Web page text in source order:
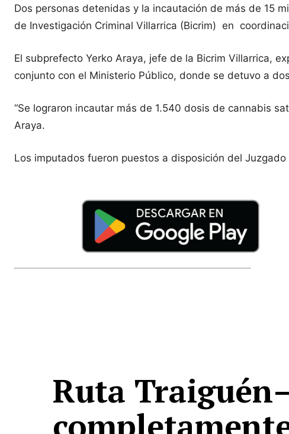
Dos personas detenidas y la incautación de más de 15
de Investigación Criminal Villarrica (Bicrim) en
El subprefecto Yerko Araya, jefe de la Bicrim Villarrica,
conjunto con el Ministerio Público, donde se detuvo a
“Se lograron incautar más de 1.540 dosis de cannabis
Araya.
Los imputados fueron puestos a disposición del